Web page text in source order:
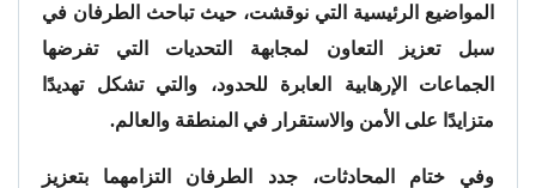
المواضيع الرئيسية التي نوقشت، حيث تباحث الطرفان في
سبل تعزيز التعاون لمجابهة التحديات التي تفرضها
الجماعات الإرهابية العابرة للحدود، والتي تشكل تهديدًا
متزايدًا على الأمن والاستقرار في المنطقة والعالم.
وفي ختام المحادثات، جدد الطرفان التزامهما بتعزيز